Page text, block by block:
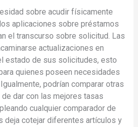
sobre acudir físicamente
aplicaciones sobre préstamos
el transcurso sobre solicitud. Las
actualizaciones en
estado de sus solicitudes, esto
quienes poseen necesidades
podrían comparar otras
dar con las mejores tasas
cualquier comparador de
deja cotejar diferentes artículos y